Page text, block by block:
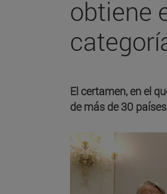
obtiene
El certamen, en el
de más de 30 países